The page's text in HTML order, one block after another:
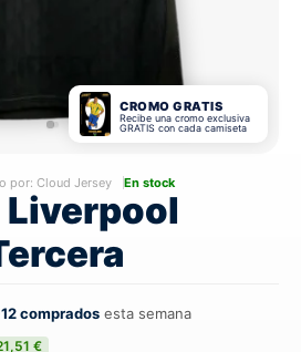
CROMO GRATIS
Recibe una cromo exclusiva
GRATIS con cada camiseta
por: Cloud Jersey En stock
comprados esta semana
€